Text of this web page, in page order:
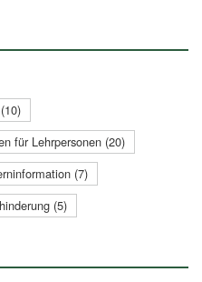
für Lehrpersonen (20)
(7)
(5)